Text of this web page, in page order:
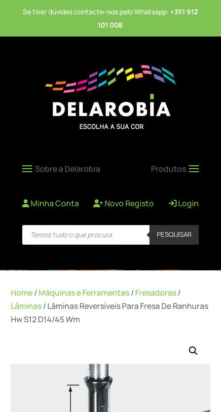
Se tiver dúvidas contacte-nos pelo Whatsapp: +351 912
101 008
Minha Conta Novo Registo Login
Products
search PESQUISAR
Home/Máquinas e Ferramentas/Fresadoras/
Lâminas/ Lâminas Reversíveis Para Fresa De Ranhuras
Hw S12 D14/45 Wm